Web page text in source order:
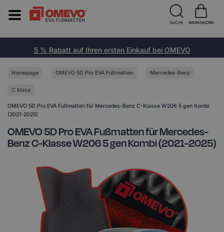
5 % Rabatt auf Ihren ersten Einkauf bei OMEVO
Homepage OMEVO 5D Pro EVA Fußmatten Mercedes-Benz
C klasa
OMEVO 5D Pro EVA Fußmatten für Mercedes-Benz C-Klasse W206 5 gen Kombi
(2021-2025)
OMEVO 5D Pro EVA Fußmatten für Mercedes-
Benz C-Klasse W206 5 gen Kombi (2021-2025)
SUCHE WARENKORB